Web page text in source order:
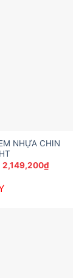
NHỰA CHIN
Giá
gốc
3,229,200₫.
2,149,200₫Giá
hiện